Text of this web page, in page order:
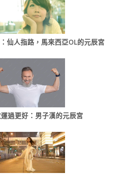
仙人指路，馬來西亞OL的元辰宮
過更好：男子漢的元辰宮